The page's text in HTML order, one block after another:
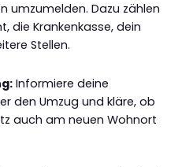
umzumelden. Dazu zählen
die Krankenkasse, dein
Stellen.
Informiere deine
den Umzug und kläre, ob
auch am neuen Wohnort